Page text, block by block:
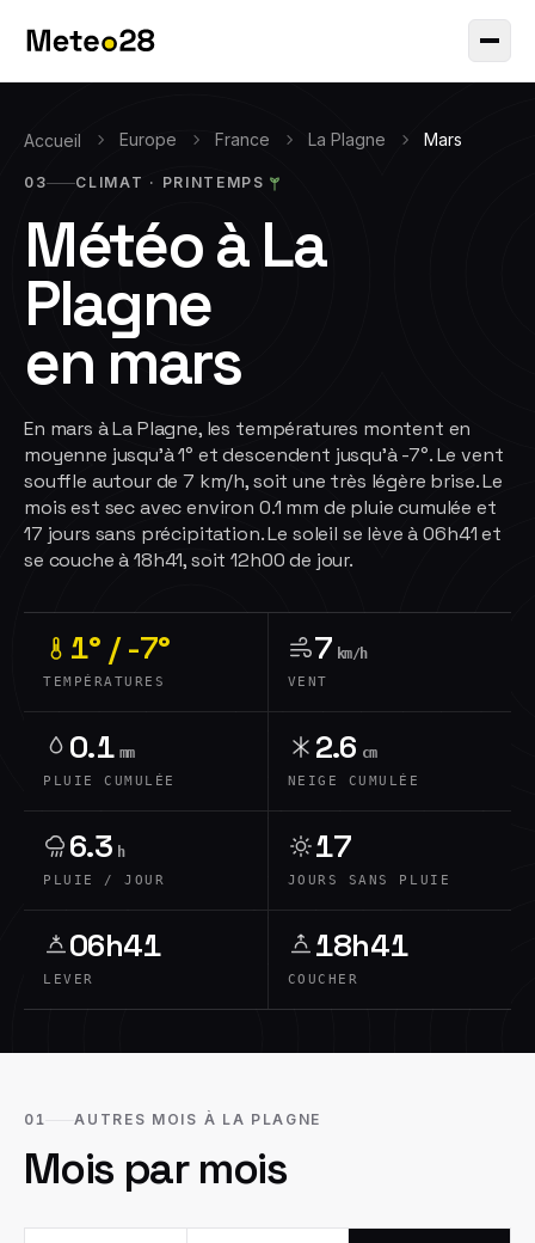
Accueil Europe France La Plagne Mars
03 CLIMAT · PRINTEMPS
Météo àLa
Plagne
en mars
En mars à La Plagne, les températures montent en
moyenne jusqu'à 1° et descendent jusqu'à -7°. Le vent
souffle autour de 7 km/h, soit une très légère brise. Le
mois est sec avec environ 0.1 mm de pluie cumulée et
17 jours sans précipitation. Le soleil se lève à 06h41 et
se couche à 18h41, soit 12h00 de jour.
1° / -7°
TEMPÉRATURES
7 km/h
VENT
0.1 mm
PLUIE CUMULÉE
2.6 cm
NEIGE CUMULÉE
6.3 h
PLUIE / JOUR
17
JOURS SANS PLUIE
06h41
LEVER
18h41
COUCHER
01 AUTRES MOIS À LA PLAGNE
Mois par mois